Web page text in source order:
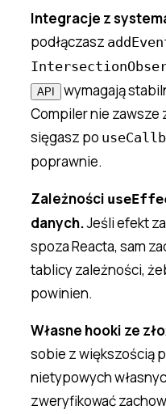
Integracje z
podłączasz
API
wymagają
Compiler nie zawsze
sięgasz po
poprawnie.
Zależności
danych.Jeśli efekt
spoza Reacta, sam
tablicy zależności,
powinien.
Własne hooki ze
sobie z większością
nietypowych
zweryfikować